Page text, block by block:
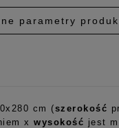
parametry
cm (szerokość
x wysokość jest